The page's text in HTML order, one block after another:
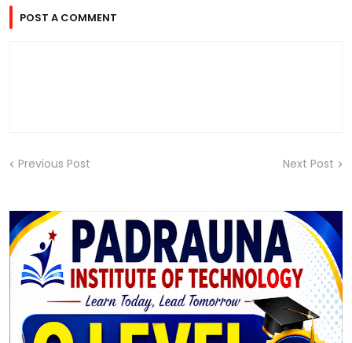
POST A COMMENT
Previous Post Next Post